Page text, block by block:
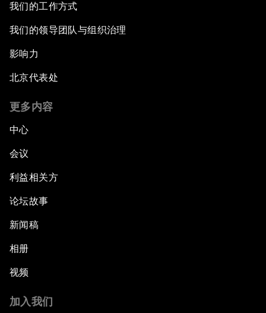
我们的工作方式
我们的领导团队与组织治理
影响力
北京代表处
更多内容
中心
会议
利益相关方
论坛故事
新闻稿
相册
视频
加入我们